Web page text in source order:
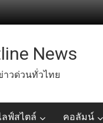
News
าวด่วนทั่วไทย
ลฟ์สไตล์ คอลัมน์